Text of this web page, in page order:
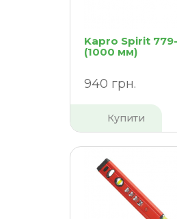
Kapro Spirit
(1000 мм)
940 грн.
Купити